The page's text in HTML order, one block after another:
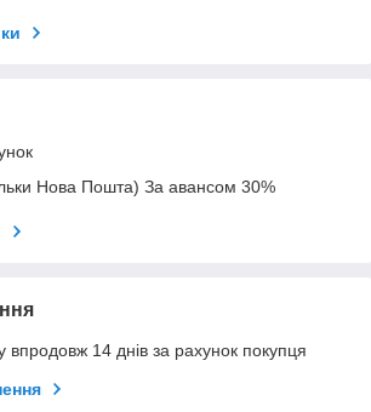
Нова Пошта) За авансом 30%
впродовж 14 днів за рахунок покупця